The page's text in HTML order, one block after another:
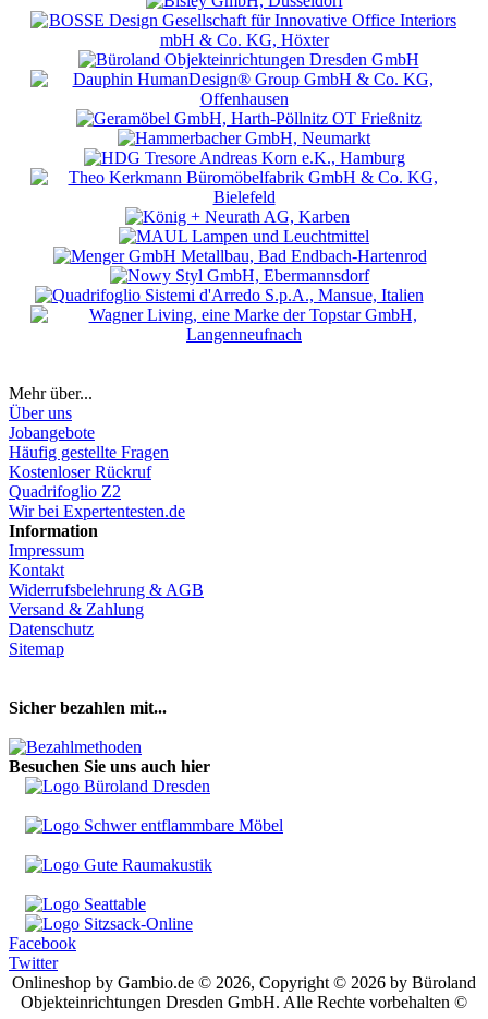
Mehr über...
Über uns
Jobangebote
Häufig gestellte Fragen
Kostenloser Rückruf
Quadrifoglio Z2
Wir bei Expertentesten.de
Information
Impressum
Kontakt
Widerrufsbelehrung & AGB
Versand & Zahlung
Datenschutz
Sitemap
Sicher bezahlen mit...
Besuchen Sie uns auch hier
Facebook
Twitter
Onlineshop by Gambio.de © 2026, Copyright © 2026 by Büroland
Objekteinrichtungen Dresden GmbH. Alle Rechte vorbehalten ©